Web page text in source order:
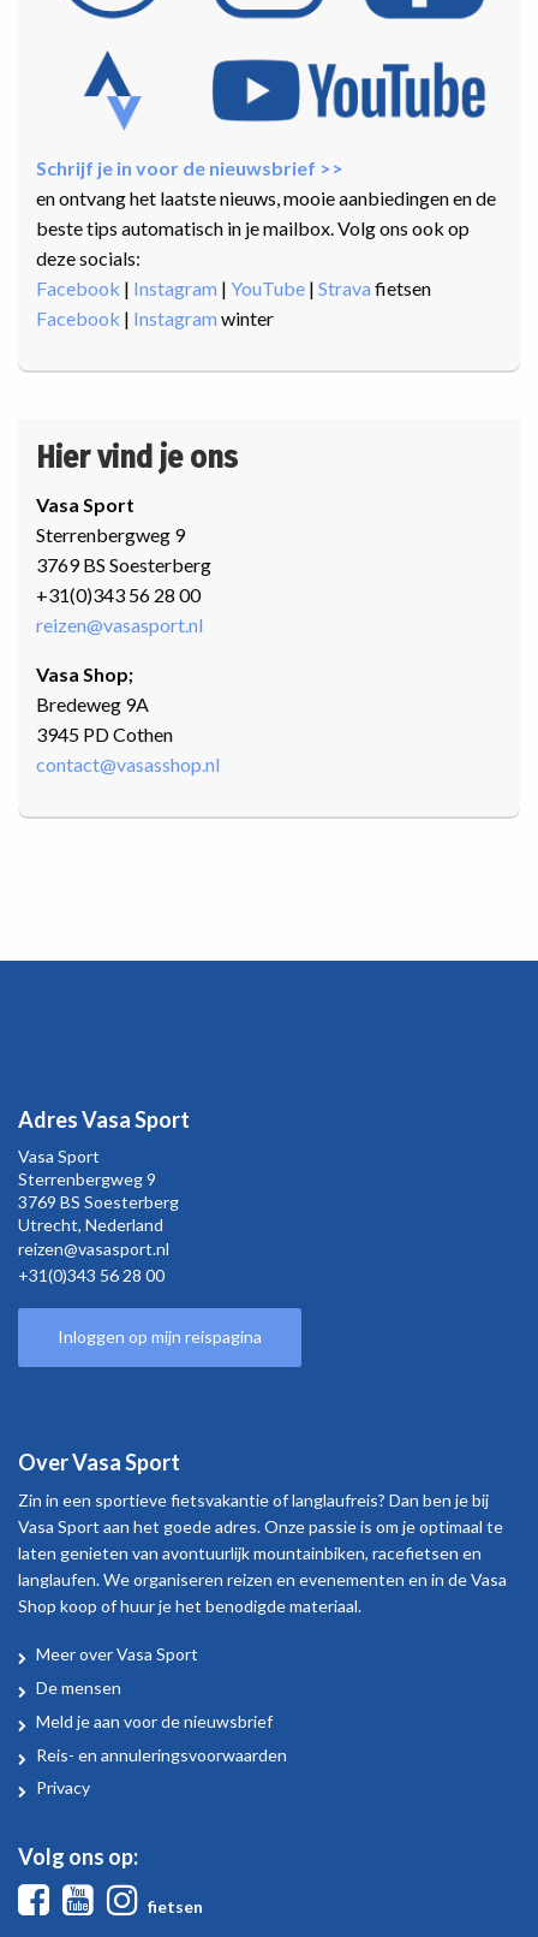
Schrijf je in voor de nieuwsbrief >>
en ontvang het laatste nieuws, mooie aanbiedingen en de
beste tips automatisch in je mailbox. Volg ons ook op
deze socials:
Facebook | Instagram | YouTube | Strava fietsen
Facebook | Instagram winter
Hier vind je ons
Vasa Sport
Sterrenbergweg 9
3769 BS Soesterberg
+31(0)343 56 28 00
reizen@vasasport.nl
Vasa Shop;
Bredeweg 9A
3945 PD Cothen
contact@vasasshop.nl
Adres Vasa Sport
Vasa Sport
Sterrenbergweg9
3769 BS Soesterberg
Utrecht, Nederland
reizen@vasasport.nl
+31(0)343 56 28 00
Inloggen op mijn reispagina
Over Vasa Sport
Zin in een sportieve fietsvakantie of langlaufreis? Dan ben je bij
Vasa Sport aan het goede adres. Onze passie is om je optimaal te
laten genieten van avontuurlijk mountainbiken, racefietsen en
langlaufen. We organiseren reizen en evenementen en in de Vasa
Shop koop of huur je het benodigde materiaal.
Over
Vasa
Sport
Meer over Vasa Sport
De mensen
Meld je aan voor de nieuwsbrief
Reis- en annuleringsvoorwaarden
Privacy
Volg ons op:
FacebookYoutube
fietsen